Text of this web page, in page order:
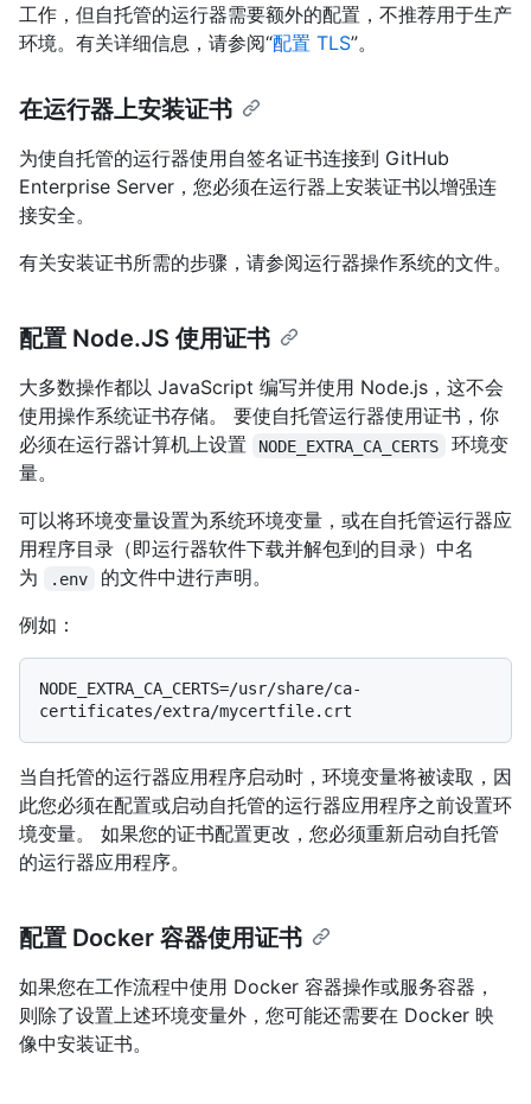
工作，但自托管的运行器需要额外的配置，不推荐用于生产
环境。有关详细信息，请参阅“配置 TLS”。
在运行器上安装证书
为使自托管的运行器使用自签名证书连接到 GitHub
Enterprise Server，您必须在运行器上安装证书以增强连
接安全。
有关安装证书所需的步骤，请参阅运行器操作系统的文件。
配置 Node.JS 使用证书
大多数操作都以 JavaScript 编写并使用 Node.js，这不会
使用操作系统证书存储。 要使自托管运行器使用证书，你
必须在运行器计算机上设置
NODE_EXTRA_CA_CERTS
环境变
量。
可以将环境变量设置为系统环境变量，或在自托管运行器应
用程序目录（即运行器软件下载并解包到的目录）中名
为
.env
的文件中进行声明。
例如：
NODE_EXTRA_CA_CERTS=/usr/share/ca-
当自托管的运行器应用程序启动时，环境变量将被读取，因
此您必须在配置或启动自托管的运行器应用程序之前设置环
境变量。 如果您的证书配置更改，您必须重新启动自托管
的运行器应用程序。
配置 Docker 容器使用证书
如果您在工作流程中使用 Docker 容器操作或服务容器，
则除了设置上述环境变量外，您可能还需要在 Docker 映
像中安装证书。